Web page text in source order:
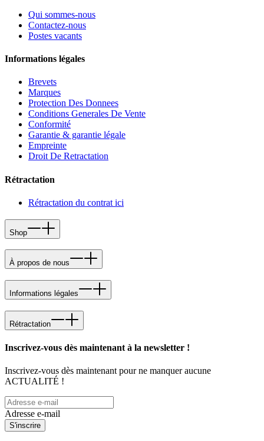
Qui sommes-nous
Contactez-nous
Postes vacants
Informations légales
Brevets
Marques
Protection Des Donnees
Conditions Generales De Vente
Conformité
Garantie & garantie légale
Empreinte
Droit De Retractation
Rétractation
Rétractation du contrat ici
Shop
À propos de nous
Informations légales
Rétractation
Inscrivez-vous dès maintenant à la newsletter !
Inscrivez-vous dès maintenant pour ne manquer aucune
ACTUALITÉ !
Adresse e-mail
S'inscrire